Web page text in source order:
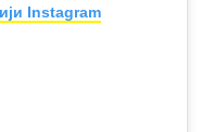
Instagram